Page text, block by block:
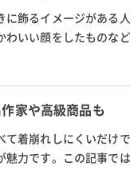
飾るイメージがある
いい顔をしたものな
家や高級商品も
着崩れしにくいだけ
力です。この記事で